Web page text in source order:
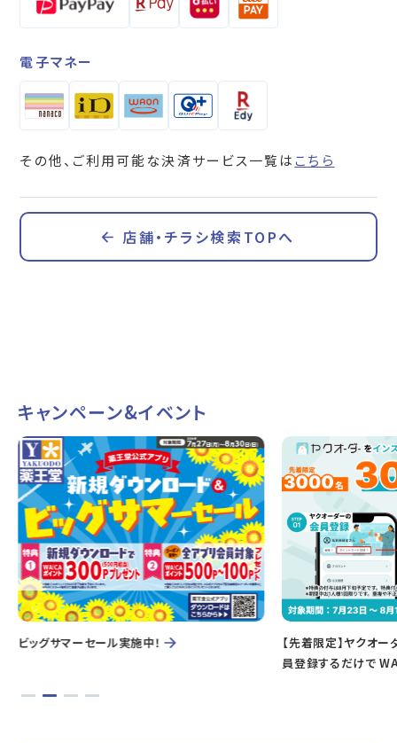
電子マネー
その他、ご利用可能な決済サービス一覧は こちら
店舗・チラシ検索TOPへ
キャンペーン&イベント
ビッグサマーセール実施中！
【先着限定】ヤクオ
員登録するだけで